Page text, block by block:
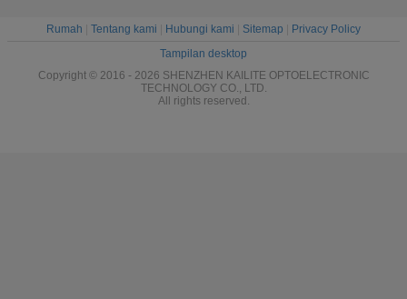
Rumah Tentang kami Hubungi kami Sitemap
Privacy Policy
Tampilan desktop
Copyright © 2016 - 2026 SHENZHEN KAILITE OPTOELECTRONIC
TECHNOLOGY CO., LTD.
All rights reserved.